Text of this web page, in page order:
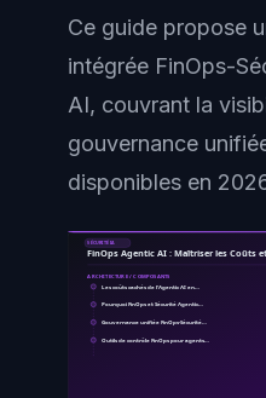
Ce guide propose
intégrée FinOps-
AI, couvrant la
gouvernance
disponibles en
SÉCURITÉ IA
FinOps Agentic AI : Maîtriser les Coûts
ARCHITECTURE / COMPOSANTS
Les coûts cachés de l'Agentic AI en…
Pourquoi FinOps et Sécurité Agentic…
Gouvernance unifiée FinOps-Sécurité…
Outils de contrôle FinOps pour agents…